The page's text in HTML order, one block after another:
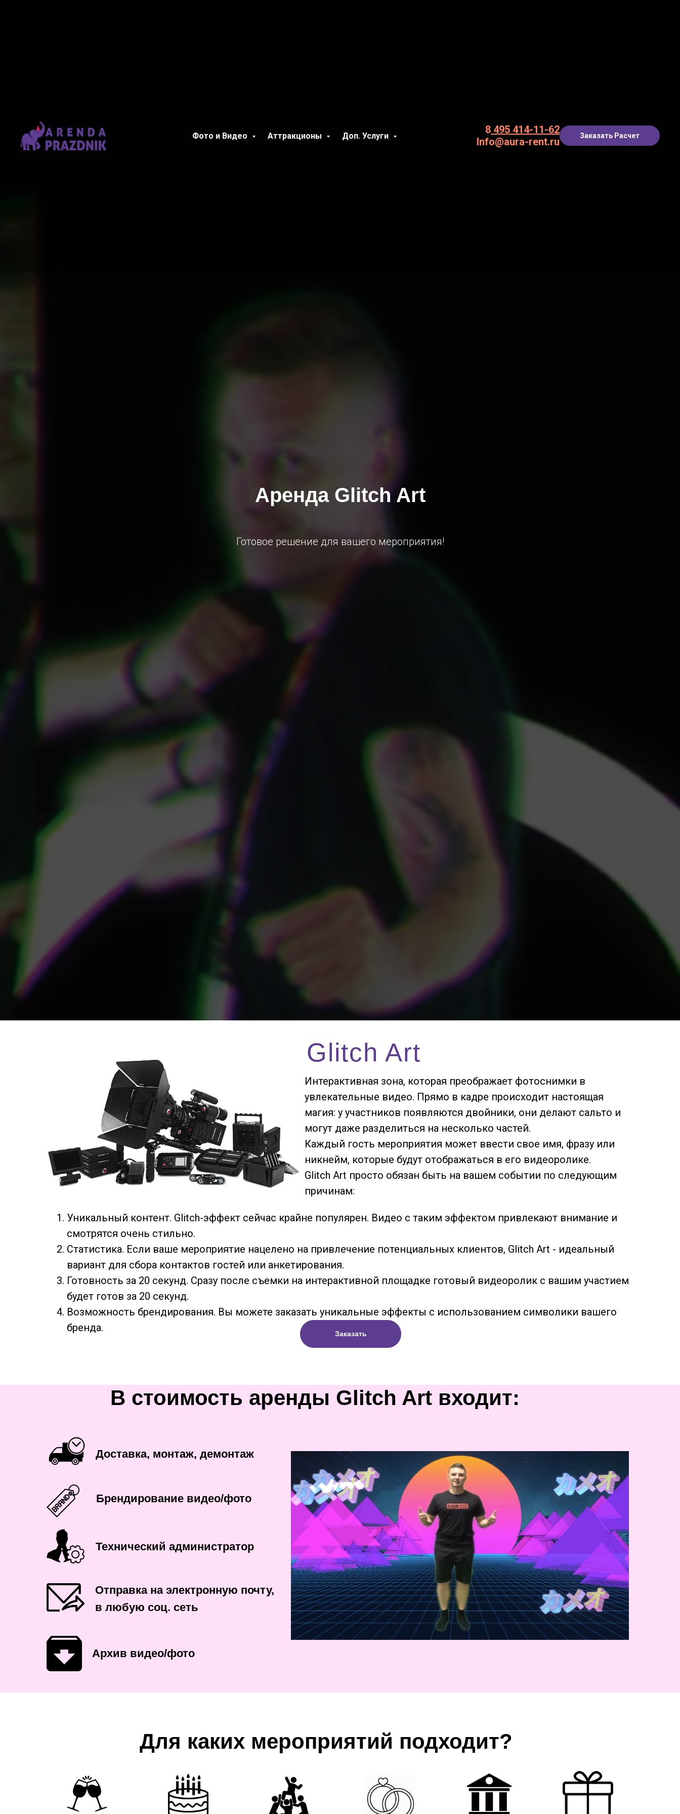
Фото и Видео Аттракционы Доп. Услуги
8 495 414-11-62
Info@aura-rent.ru
Заказать Расчет
Аренда Glitch Art
Готовое решение для вашего мероприятия!
Glitch Art
Интерактивная зона, которая преображает фотоснимки в
увлекательные видео. Прямо в кадре происходит настоящая
магия: у участников появляются двойники, они делают сальто и
могут даже разделиться на несколько частей.
Каждый гость мероприятия может ввести свое имя, фразу или
никнейм, которые будут отображаться в его видеоролике.
Glitch Art просто обязан быть на вашем событии по следующим
причинам:
Заказать
Уникальный контент. Glitch-эффект сейчас крайне популярен. Видео с таким эффектом привлекают внимание и
смотрятся очень стильно.
Статистика. Если ваше мероприятие нацелено на привлечение потенциальных клиентов, Glitch Art - идеальный
вариант для сбора контактов гостей или анкетирования.
Готовность за 20 секунд. Сразу после съемки на интерактивной площадке готовый видеоролик с вашим участием
будет готов за 20 секунд.
Возможность брендирования. Вы можете заказать уникальные эффекты с использованием символики вашего
бренда.
Доставка, монтаж, демонтаж
Брендирование видео/фото
Архив видео/фото
Отправка на электронную почту,
в любую соц. сеть
Технический администратор
В стоимость аренды Glitch Art входит:
Для каких мероприятий подходит?